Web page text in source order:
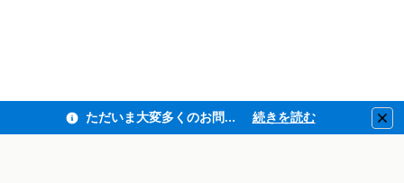
ただいま大変多くのお問い合わせをいただいており、ご連絡までにお時間を頂戴しております 続きを読む